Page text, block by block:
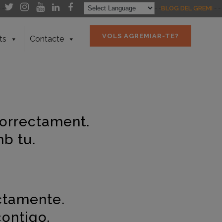
BLOG DEL GREMI
VOLS AGREMIAR-TE?
Contacte
tu.